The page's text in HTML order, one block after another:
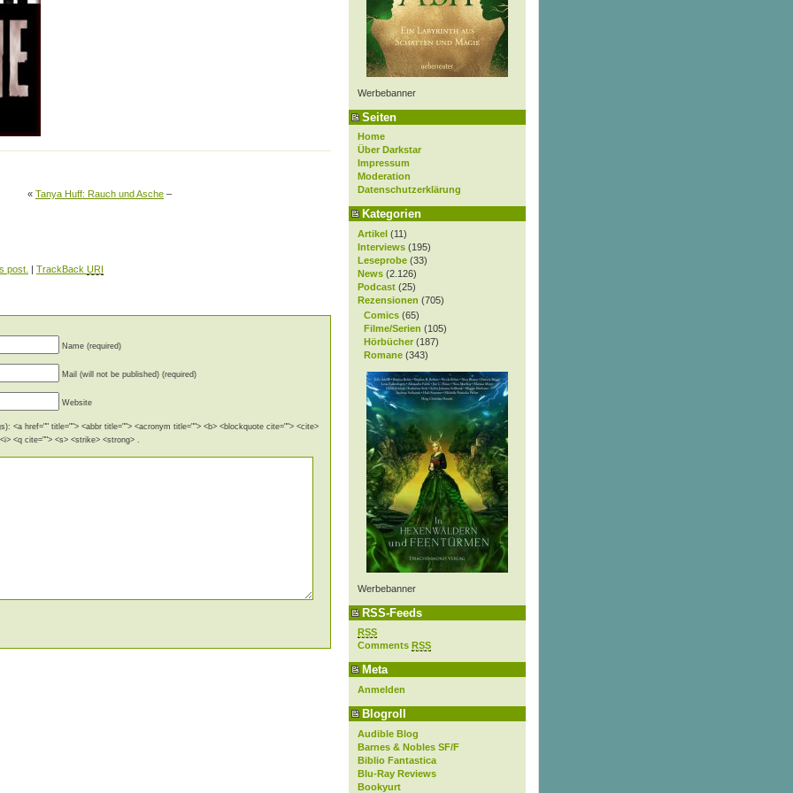
Werbebanner
Seiten
Home
Über Darkstar
Impressum
Moderation
Datenschutzerklärung
Kategorien
Artikel (11)
Interviews (195)
Leseprobe (33)
News (2.126)
Podcast (25)
Rezensionen (705)
Comics (65)
Filme/Serien (105)
Hörbücher (187)
Romane (343)
Werbebanner
RSS-Feeds
RSS
Comments RSS
Meta
Anmelden
Blogroll
Audible Blog
Barnes & Nobles SF/F
Biblio Fantastica
Blu-Ray Reviews
Bookyurt
« Tanya Huff: Rauch und Asche –
post. | TrackBack URI
Name (required)
Mail (will not be published) (required)
Website
<a href="" title=""> <abbr title=""> <acronym title=""> <b> <blockquote cite=""> <cite>
<q cite=""> <s> <strike> <strong> .